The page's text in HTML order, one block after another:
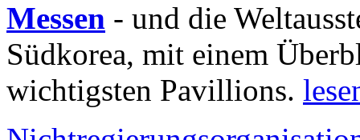
Messen - und die
Südkorea, mit einem
wichtigsten Pavillions.